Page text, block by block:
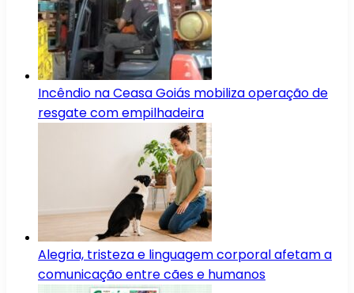
Incêndio na Ceasa Goiás mobiliza operação de
resgate com empilhadeira
Alegria, tristeza e linguagem corporal afetam a
comunicação entre cães e humanos